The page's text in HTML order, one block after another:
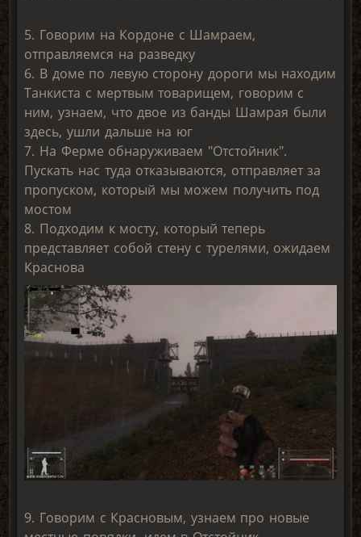
5. Говорим на Кордоне с Шамраем,
отправляемся на разведку
6. В доме по левую сторону дороги мы находим
Танкиста с мертвым товарищем, говорим с
ним, узнаем, что двое из банды Шамрая были
здесь, ушли дальше на юг
7. На Ферме обнаруживаем "Отстойник".
Пускать нас туда отказываются, отправляет за
пропуском, который мы можем получить под
мостом
8. Подходим к мосту, который теперь
представляет собой стену с турелями, ожидаем
Краснова
9. Говорим с Красновым, узнаем про новые